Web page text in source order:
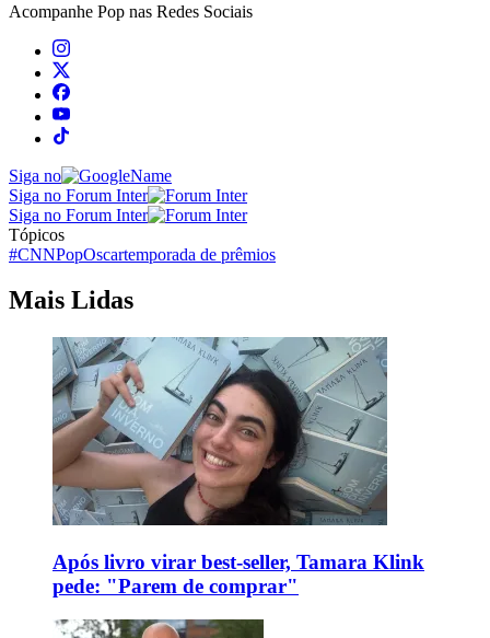
Acompanhe Pop nas Redes Sociais
Siga no
Siga no Forum Inter
Siga no Forum Inter
Tópicos
#CNNPopOscartemporada de prêmios
Mais Lidas
Após livro virar best-seller, Tamara Klink
pede: "Parem de comprar"